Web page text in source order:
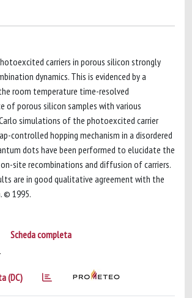
carriers in porous silicon strongly
dynamics. This is evidenced by a
room temperature time-resolved
of porous silicon samples with various
simulations of the photoexcited carrier
controlled hopping mechanism in a disordered
dots have been performed to elucidate the
site recombinations and diffusion of carriers.
are in good qualitative agreement with the
© 1995.
Scheda completa
(DC)